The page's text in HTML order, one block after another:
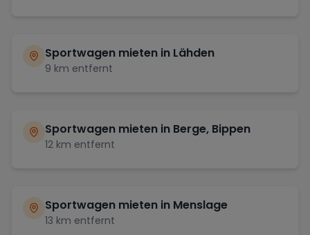
Sportwagen mieten in Lähden
9 km entfernt
Sportwagen mieten in Berge, Bippen
12 km entfernt
Sportwagen mieten in Menslage
13 km entfernt